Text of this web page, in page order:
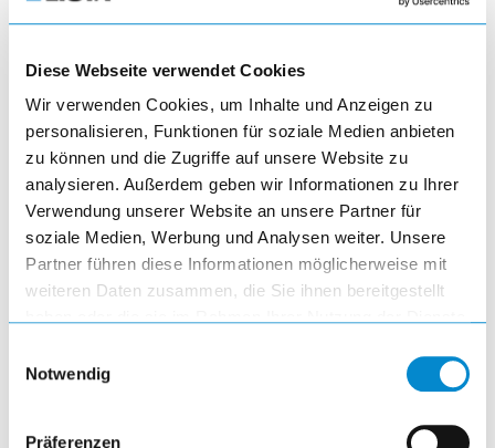
Diese Webseite verwendet Cookies
Wir verwenden Cookies, um Inhalte und Anzeigen zu
personalisieren, Funktionen für soziale Medien anbieten
zu können und die Zugriffe auf unsere Website zu
analysieren. Außerdem geben wir Informationen zu Ihrer
Verwendung unserer Website an unsere Partner für
soziale Medien, Werbung und Analysen weiter. Unsere
Partner führen diese Informationen möglicherweise mit
weiteren Daten zusammen, die Sie ihnen bereitgestellt
Notwendig
Präferenzen
Produktmenge auswählen und in den
remove
Menge
add
add_shopping_cart